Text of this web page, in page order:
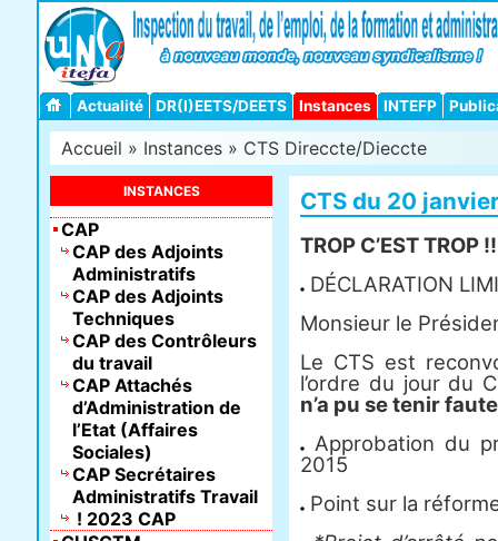
Actualité DR(I)EETS/DEETS Instances INTEFP
Accueil » Instances » CTS Direccte/Dieccte
CTS du 20
TROP C’EST TROP
DÉCLARATION
Monsieur le
Le CTS est
l’ordre du jour du
n’a pu se tenir
Approbation du
2015
Point sur la
INSTANCES
CAP
CAP des Adjoints
Administratifs
CAP des Adjoints
Techniques
CAP des Contrôleurs
du travail
CAP Attachés
d’Administration de
l’Etat (Affaires
Sociales)
CAP Secrétaires
Administratifs Travail
! 2023 CAP